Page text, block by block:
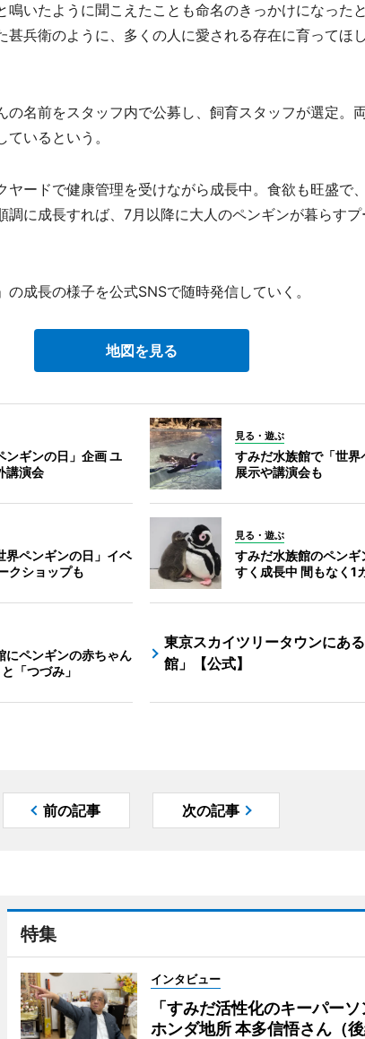
鳴いたように聞こえたことも命名のきっかけになった
甚兵衛のように、多くの人に愛される存在に育ってほ
名前をスタッフ内で公募し、飼育スタッフが選定。
いるという。
ードで健康管理を受けながら成長中。食欲も旺盛で
調に成長すれば、7月以降に大人のペンギンが暮らす
成長の様子を公式SNSで随時発信していく。
地図を見る
ンギンの日」企画 ユ
講演会
見る・遊ぶ
すみだ水族館で「世
展示や講演会も
界ペンギンの日」イベ
クショップも
見る・遊ぶ
すみだ水族館のペンギ
すく成長中 間もなく1
にペンギンの赤ちゃん
「つづみ」
東京スカイツリータウンにあ
館」【公式】
前の記事 次の記事
特集
インタビュー
「すみだ活性化のキーパー
ホンダ地所 本多信悟さん（後